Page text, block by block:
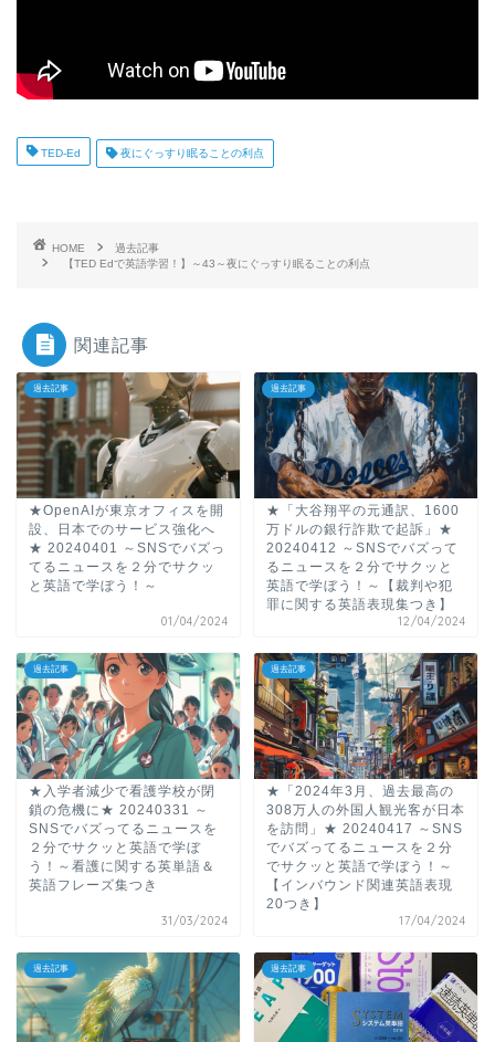
TED-Ed 夜にぐっすり眠ることの利点
HOME
過去記事
【TED Edで英語学習！】～43～夜にぐっすり眠ることの利点
関連記事
過去記事
★OpenAIが東京オフィスを開
設、日本でのサービス強化へ
★ 20240401 ～SNSでバズっ
てるニュースを２分でサクッ
と英語で学ぼう！～
01/04/2024
過去記事
★「大谷翔平の元通訳、1600
万ドルの銀行詐欺で起訴」★
20240412 ～SNSでバズって
るニュースを２分でサクッと
英語で学ぼう！～【裁判や犯
罪に関する英語表現集つき】
12/04/2024
過去記事
★入学者減少で看護学校が閉
鎖の危機に★ 20240331 ～
SNSでバズってるニュースを
２分でサクッと英語で学ぼ
う！～看護に関する英単語＆
英語フレーズ集つき
31/03/2024
過去記事
★「2024年3月、過去最高の
308万人の外国人観光客が日本
を訪問」★ 20240417 ～SNS
でバズってるニュースを２分
でサクッと英語で学ぼう！～
【インバウンド関連英語表現
20つき】
17/04/2024
過去記事 過去記事